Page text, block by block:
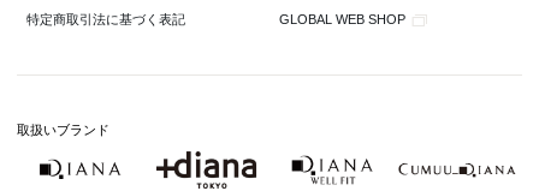
特定商取引法に基づく表記 GLOBAL WEB SHOP
取扱いブランド